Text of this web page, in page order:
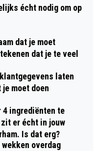
écht nodig om op
dat je moet
dat je te veel
laten
je moet doen
4 ingrediënten te
er écht in jouw
Is dat erg?
overdag